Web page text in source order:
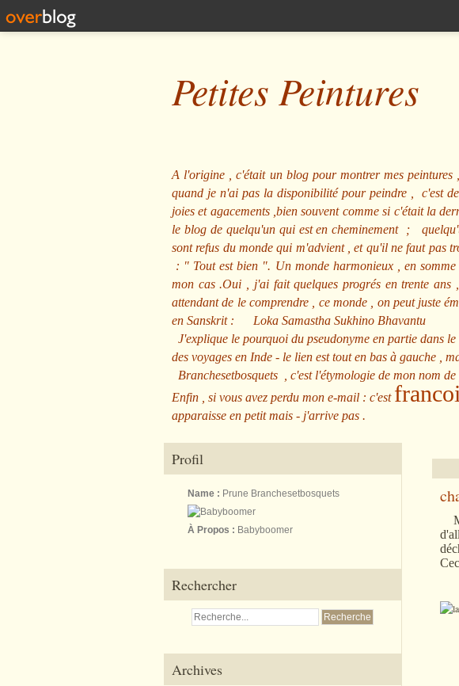
Petites Peintures
A l'origine , c'était un blog pour montrer mes
quand je n'ai pas la disponibilité pour peindre , c'est
joies et agacements ,bien souvent comme si c'était la
le blog de quelqu'un qui est en cheminement ;
sont refus du monde qui m'advient , et qu'il ne faut pas
: " Tout est bien ". Un monde harmonieux , en
mon cas .Oui , j'ai fait quelques progrés en trente
attendant de le comprendre , ce monde , on peut juste
en Sanskrit : Loka Samastha Sukhino Bhavantu
J'explique le pourquoi du pseudonyme en partie dans
des voyages en Inde - le lien est tout en bas à gauche ,
Branchesetbosquets
, c'est l'étymologie de mon nom
Enfin , si vous avez perdu mon e-mail : c'est
apparaisse en petit mais - j'arrive pas .
Profil
Name : Prune Branchesetbosquets
À Propos : Babyboomer
Rechercher
Archives